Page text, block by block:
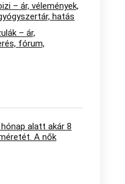
– ár, vélemények,
hatás
– ár,
fórum,
alatt akár 8
A nők